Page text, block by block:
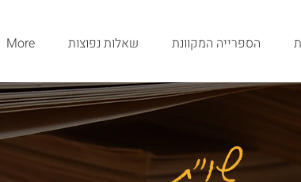
הספרייה המקוונת שאלות נפוצות More
שו"ת
שו"ת